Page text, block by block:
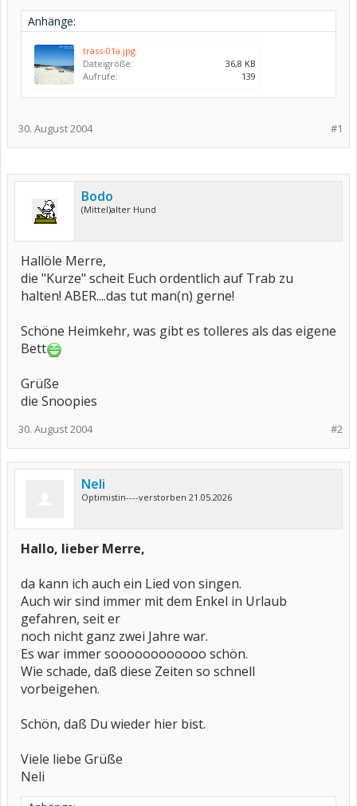
Anhänge:
trass-01a.jpg
Dateigröße:
36,8 KB
Aufrufe:
139
#1
30. August 2004
Bodo
(Mittel)alter Hund
Hallöle Merre,
die "Kurze" scheit Euch ordentlich auf Trab zu
halten! ABER....das tut man(n) gerne!
Schöne Heimkehr, was gibt es tolleres als das eigene
Bett
Grüße
die Snoopies
#2
30. August 2004
Neli
Optimistin----verstorben 21.05.2026
Hallo, lieber Merre,
da kann ich auch ein Lied von singen.
Auch wir sind immer mit dem Enkel in Urlaub
gefahren, seit er
noch nicht ganz zwei Jahre war.
Es war immer soooooooooooo schön.
Wie schade, daß diese Zeiten so schnell
vorbeigehen.
Schön, daß Du wieder hier bist.
Viele liebe Grüße
Neli